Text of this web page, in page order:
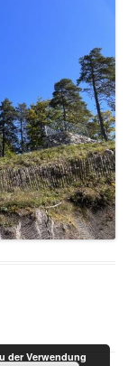
der Verwendung